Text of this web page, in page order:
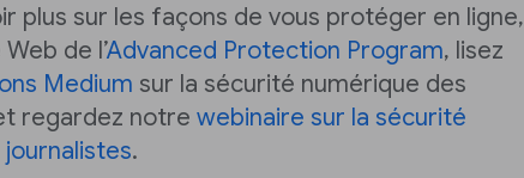
plus sur les façons de vous protéger en ligne,
de l’Advanced Protection Program, lisez
Medium sur la sécurité numérique des
regardez notre webinaire sur la sécurité
.